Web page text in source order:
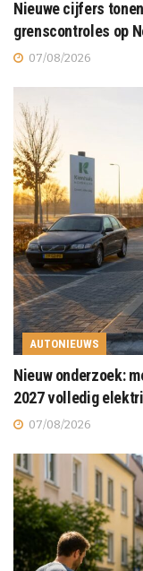
Nieuwe cijfers
grenscontroles op
07/08/2026
AUTONIEUWS
Nieuw onderzoek:
2027 volledig
07/08/2026